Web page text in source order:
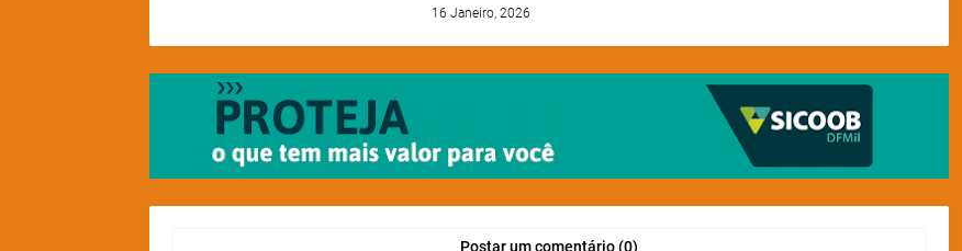
16 Janeiro, 2026
Postar um comentário (0)